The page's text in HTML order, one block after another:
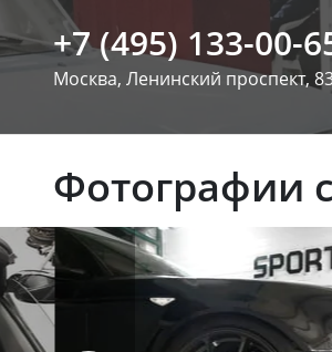
+7 (495) 133-00-
Москва, Ленинский проспект,
Фотографии